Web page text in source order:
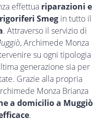
effettua riparazioni e
Smeg in tutto il
. Attraverso il servizio di
, Archimede Monza
su ogni tipologia
generazione sia per
Grazie alla propria
Monza Brianza
a domicilio a Muggiò
.